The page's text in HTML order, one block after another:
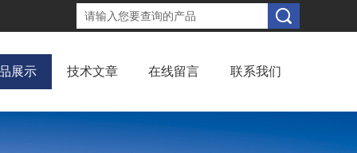
展示 技术文章 在线留言 联系我们